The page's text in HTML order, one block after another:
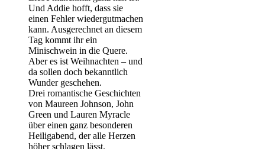
Und Addie hofft, dass sie
einen Fehler wiedergutmachen
kann. Ausgerechnet an diesem
Tag kommt ihr ein
Minischwein in die Quere.
Aber es ist Weihnachten – und
da sollen doch bekanntlich
Wunder geschehen.
Drei romantische Geschichten
von Maureen Johnson, John
Green und Lauren Myracle
über einen ganz besonderen
Heiligabend, der alle Herzen
höher schlagen lässt.